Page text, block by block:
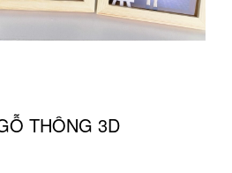
THÔNG 3D